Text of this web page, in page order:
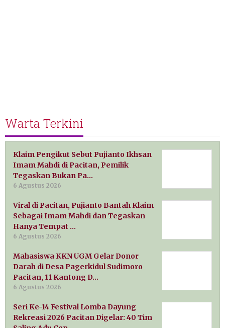
Warta Terkini
Klaim Pengikut Sebut Pujianto Ikhsan
Imam Mahdi di Pacitan, Pemilik
Tegaskan Bukan Pa…
6 Agustus 2026
Viral di Pacitan, Pujianto Bantah Klaim
Sebagai Imam Mahdi dan Tegaskan
Hanya Tempat …
6 Agustus 2026
Mahasiswa KKN UGM Gelar Donor
Darah di Desa Pagerkidul Sudimoro
Pacitan, 11 Kantong D…
6 Agustus 2026
Seri Ke-14 Festival Lomba Dayung
Rekreasi 2026 Pacitan Digelar: 40 Tim